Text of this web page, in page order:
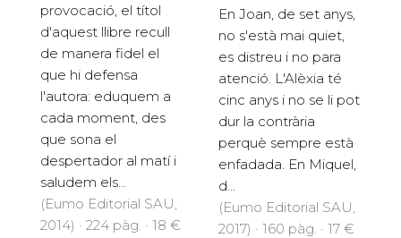
provocació, el títol
d'aquest llibre recull
de manera fidel el
que hi defensa
l'autora: eduquem a
cada moment, des
que sona el
despertador al matí i
saludem els...
(Eumo Editorial SAU,
2014) · 224 pàg. · 18 €
En Joan, de set anys,
no s'està mai quiet,
es distreu i no para
atenció. L'Alèxia té
cinc anys i no se li pot
dur la contrària
perquè sempre està
enfadada. En Miquel,
d...
(Eumo Editorial SAU,
2017) · 160 pàg. · 17 €